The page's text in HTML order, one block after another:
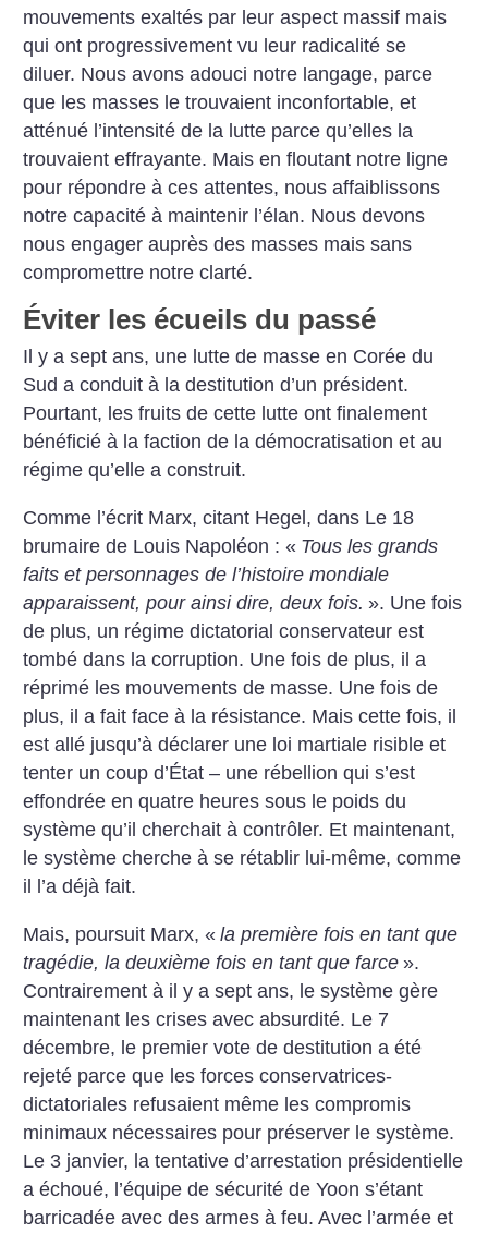
mouvements exaltés par leur aspect massif mais
qui ont progressivement vu leur radicalité se
diluer. Nous avons adouci notre langage, parce
que les masses le trouvaient inconfortable, et
atténué l’intensité de la lutte parce qu’elles la
trouvaient effrayante. Mais en floutant notre ligne
pour répondre à ces attentes, nous affaiblissons
notre capacité à maintenir l’élan. Nous devons
nous engager auprès des masses mais sans
compromettre notre clarté.
Éviter les écueils du passé
Il y a sept ans, une lutte de masse en Corée du
Sud a conduit à la destitution d’un président.
Pourtant, les fruits de cette lutte ont finalement
bénéficié à la faction de la démocratisation et au
régime qu’elle a construit.
Comme l’écrit Marx, citant Hegel, dans Le 18
brumaire de Louis Napoléon : « Tous les grands
faits et personnages de l’histoire mondiale
apparaissent, pour ainsi dire, deux fois. ». Une fois
de plus, un régime dictatorial conservateur est
tombé dans la corruption. Une fois de plus, il a
réprimé les mouvements de ­masse. Une fois de
plus, il a fait face à la résistance. Mais cette fois, il
est allé jusqu’à déclarer une loi martiale risible et
tenter un coup d’État – une rébellion qui s’est
effondrée en quatre heures sous le poids du
système qu’il cherchait à contrôler. Et maintenant,
le système cherche à se rétablir lui-même, comme
il l’a déjà fait.
Mais, poursuit Marx, « la première fois en tant que
tragédie, la deuxième fois en tant que farce ».
Contrairement à il y a sept ans, le système gère
maintenant les crises avec absurdité. Le 7
décembre, le premier vote de destitution a été
rejeté parce que les forces conservatrices-
dictatoriales refusaient même les compromis
minimaux nécessaires pour préserver le système.
Le 3 janvier, la tentative d’arrestation présidentielle
a échoué, l’équipe de sécurité de Yoon s’étant
barricadée avec des armes à feu. Avec l’armée et